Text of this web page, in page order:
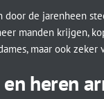
de jarenheen
manden krijgen,
maar ook zeker
heren